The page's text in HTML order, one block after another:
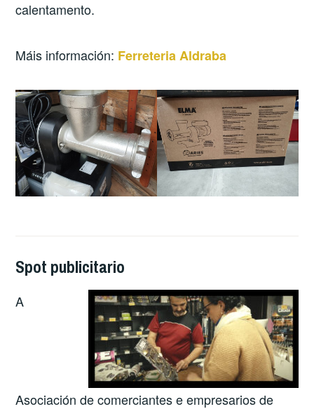
calentamento.
Máis información: Ferreteria Aldraba
Spot publicitario
A
Asociación de comerciantes e empresarios de